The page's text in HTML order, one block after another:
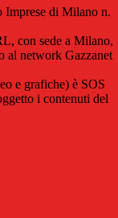
Imprese di Milano n.
con sede a Milano,
al network Gazzanet
e grafiche) è SOS
i contenuti del